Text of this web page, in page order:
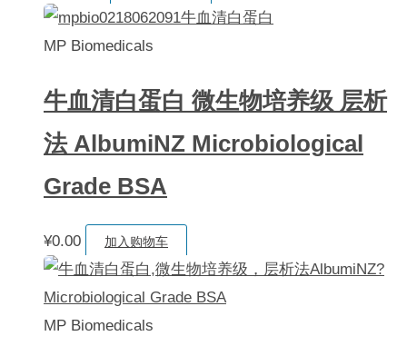
MP Biomedicals
牛血清白蛋白 微生物培养级 层析
法 AlbumiNZ Microbiological
Grade BSA
¥0.00 加入购物车
MP Biomedicals